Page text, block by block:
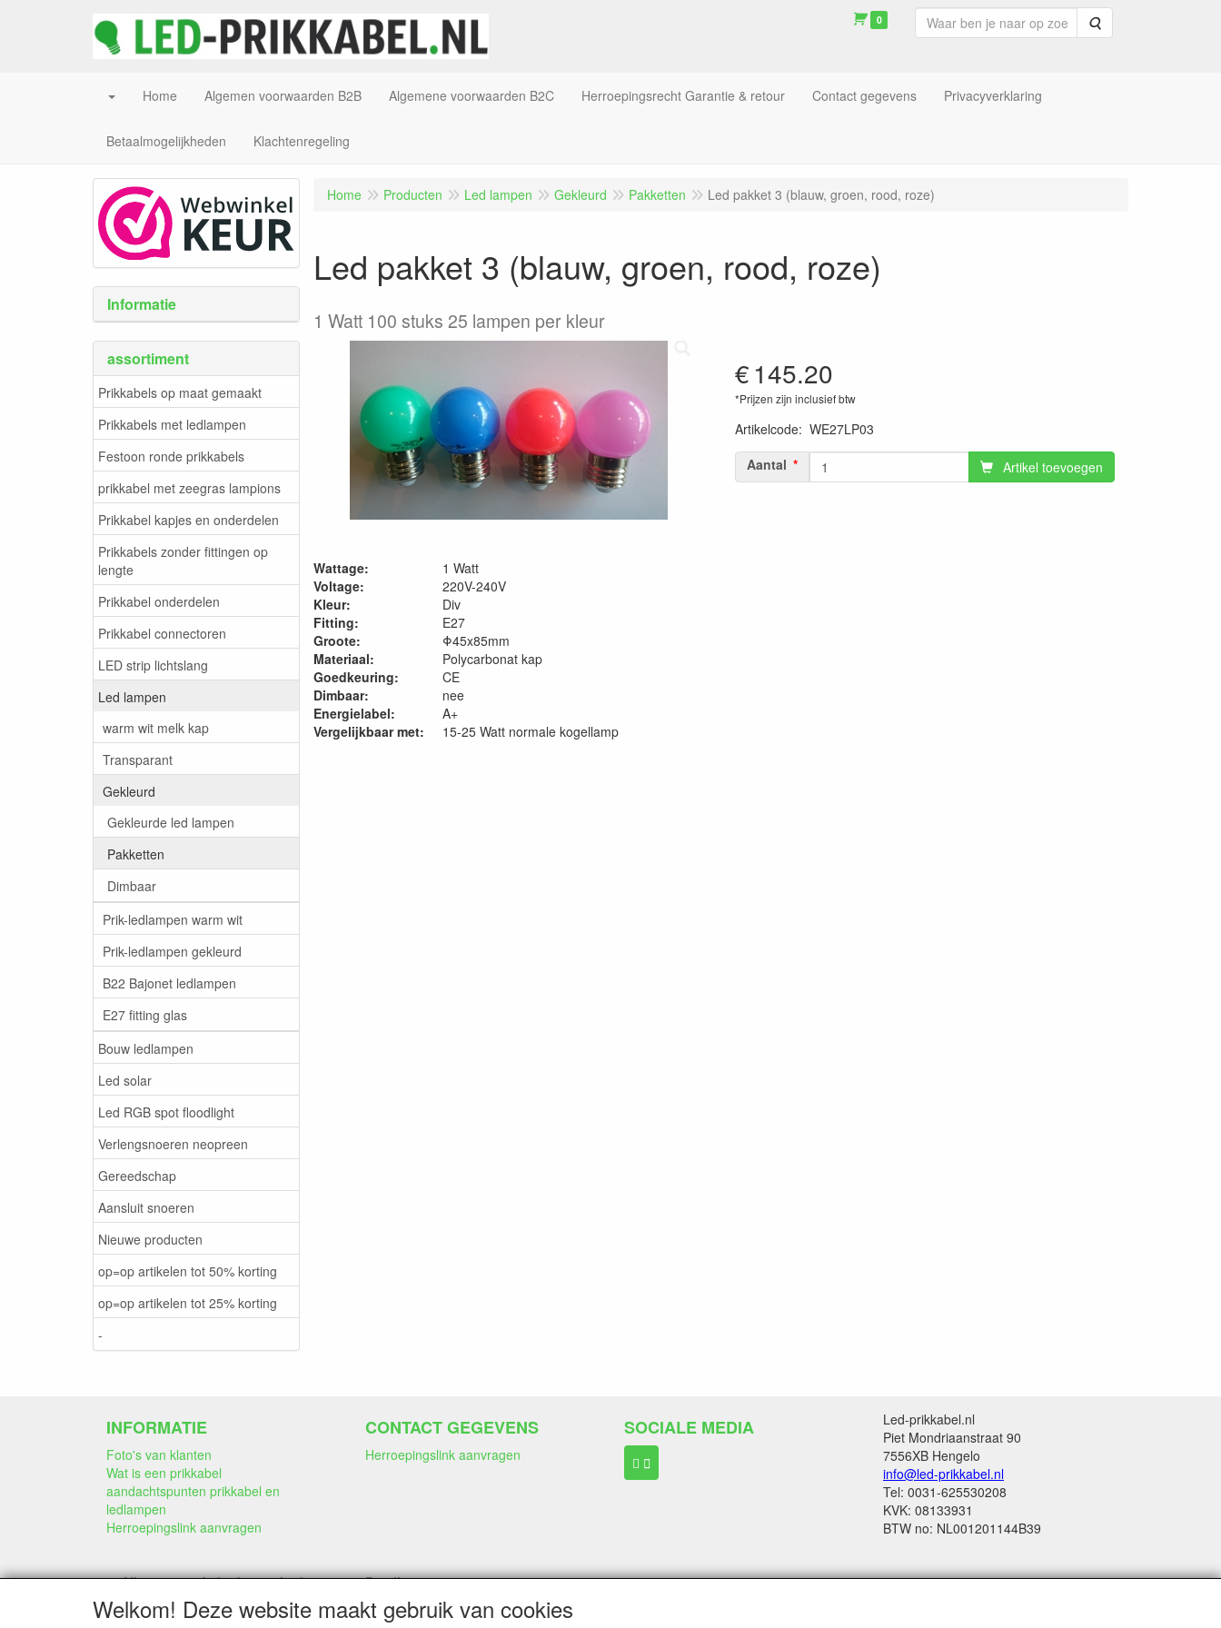
0 Zoeken
Home Algemen voorwaarden B2B Algemene voorwaarden B2C Herroepingsrecht Garantie & retour Contact gegevens Privacyverklaring
Betaalmogelijkheden Klachtenregeling
Informatie
assortiment
Prikkabels op maat gemaakt
Prikkabels met ledlampen
Festoon ronde prikkabels
prikkabel met zeegras lampions
Prikkabel kapjes en onderdelen
Prikkabels zonder fittingen op
lengte
Prikkabel onderdelen
Prikkabel connectoren
LED strip lichtslang
Led lampen
warm wit melk kap
Transparant
Gekleurd
Gekleurde led lampen
Pakketten
Dimbaar
Prik-ledlampen warm wit
Prik-ledlampen gekleurd
B22 Bajonet ledlampen
E27 fitting glas
Bouw ledlampen
Led solar
Led RGB spot floodlight
Verlengsnoeren neopreen
Gereedschap
Aansluit snoeren
Nieuwe producten
op=op artikelen tot 50% korting
op=op artikelen tot 25% korting
-
Home Producten Led lampen Gekleurd Pakketten Led pakket 3 (blauw, groen, rood, roze)
Led pakket 3 (blauw, groen, rood, roze)
1 Watt 100 stuks 25 lampen per kleur
€145.20
*Prijzen zijn inclusief btw
Artikelcode: WE27LP03
Aantal
Artikel toevoegen
Wattage:
1 Watt
Voltage:
220V-240V
Kleur:
Div
Fitting:
E27
Groote:
Φ45x85mm
Materiaal:
Polycarbonat kap
Goedkeuring:
CE
Dimbaar:
nee
Energielabel:
A+
Vergelijkbaar met:
15-25 Watt normale kogellamp
INFORMATIE
Foto's van klanten
Wat is een prikkabel
aandachtspunten prikkabel en
ledlampen
Herroepingslink aanvragen
CONTACT GEGEVENS
Herroepingslink aanvragen
SOCIALE MEDIA
Led-prikkabel.nl
Piet Mondriaanstraat 90
7556XB Hengelo
info@led-prikkabel.nl
Tel: 0031-625530208
KVK: 08133931
BTW no: NL001201144B39
Alle genoemde bedragen in deze
webwinkel
zijn inclusief 21% BTW
Betalingen:
Wero Ideal
Paypal
Welkom! Deze website maakt gebruik van cookies